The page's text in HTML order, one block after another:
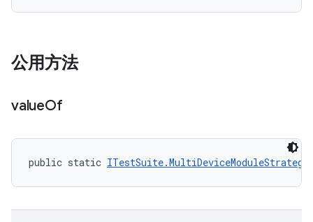
公用方法
valueOf
public static ITestSuite.MultiDeviceModuleStrategy